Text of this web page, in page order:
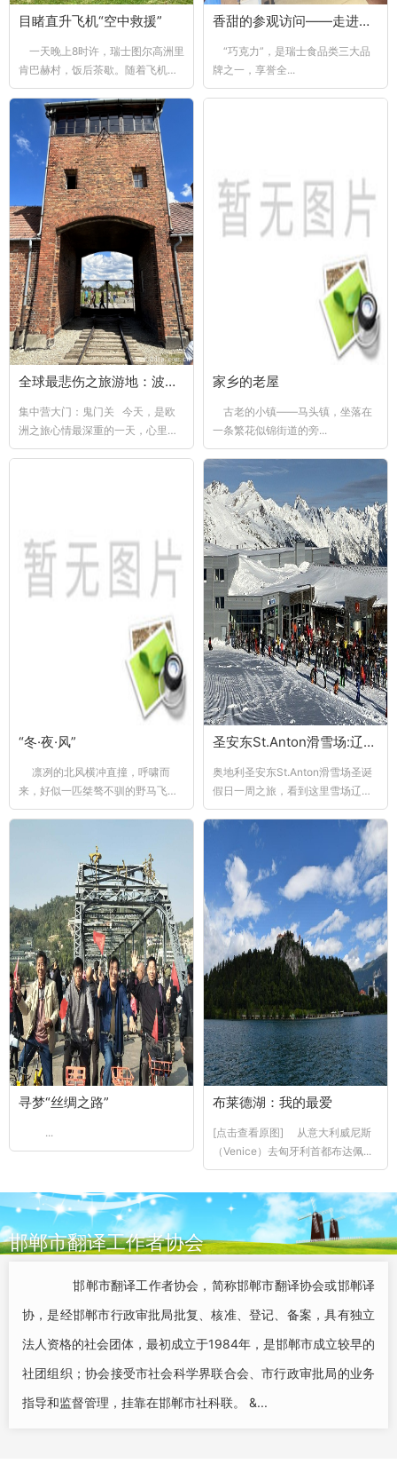
目睹直升飞机“空中救援”
一天晚上8时许，瑞士图尔高洲里
肯巴赫村，饭后茶歇。随着飞机的
轰鸣...
香甜的参观访问——走进瑞士巧克力厂
“巧克力”，是瑞士食品类三大品
牌之一，享誉全...
全球最悲伤之旅游地：波兰纳粹集中营
集中营大门：鬼门关 今天，是欧
洲之旅心情最深重的一天，心里像
装了块石头，腿肚子里...
家乡的老屋
古老的小镇——马头镇，坐落在
一条繁花似锦街道的旁...
“冬·夜·风”
凛冽的北风横冲直撞，呼啸而
来，好似一匹桀骜不驯的野马飞奔
在城...
圣安东St.Anton滑雪场:辽阔壮美 梦幻迷人
奥地利圣安东St.Anton滑雪场圣诞
假日一周之旅，看到这里雪场辽
阔，滑道如织；缆车上下，纵横
交...
寻梦“丝绸之路”
...
布莱德湖：我的最爱
[点击查看原图] 从意大利威尼斯
（Venice）去匈牙利首都布达佩...
邯郸市翻译工作者协会
邯郸市翻译工作者协会，简称邯郸市翻译协会或邯郸译
协，是经邯郸市行政审批局批复、核准、登记、备案，具有独立
法人资格的社会团体，最初成立于1984年，是邯郸市成立较早的
社团组织；协会接受市社会科学界联合会、市行政审批局的业务
指导和监督管理，挂靠在邯郸市社科联。 &...